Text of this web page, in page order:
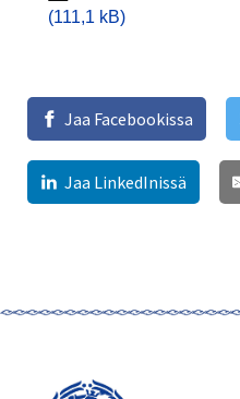
(111,1 kB)
Jaa Facebookissa
Jaa LinkedInissä